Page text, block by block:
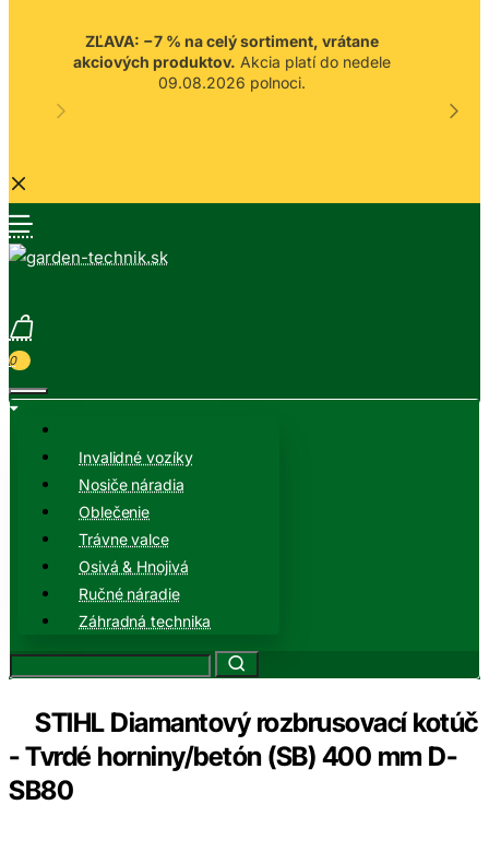
ZĽAVA: −7 % na celý sortiment, vrátane
akciových produktov. Akcia platí do nedele
09.08.2026 polnoci.
0
Invalidné vozíky
Nosiče náradia
Oblečenie
Trávne valce
Osivá & Hnojivá
Ručné náradie
Záhradná technika
STIHL Diamantový rozbrusovací kotúč
- Tvrdé horniny/betón (SB) 400 mm D-
SB80